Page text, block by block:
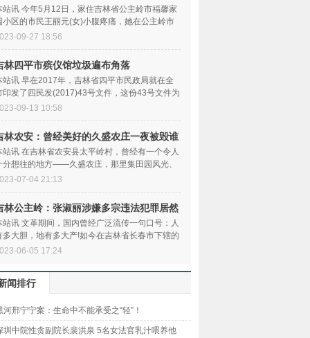
居
站讯 今年5月12日，家住吉林省公主岭市福馨家
小区的市民王丽元(女)小腹疼痛，她在公主岭市
幼保健医院诊断为...
09-27 18:56
林四平市殡仪馆垃圾遍布角落
站讯 早在2017年，吉林省四平市民政局就在全
印发了四民发(2017)43号文件，这份43号文件为
平市各社区持续巩...
09-13 10:58
林农安：曾经美好的久盛农庄一夜被毁谁
责
站讯 在吉林省农安县太平岭村，曾经有一个令人
分想往的地方——久盛农庄，那里集田园风光、
地风貌、绿色农...
07-04 21:13
林公主岭：张淑丽涉嫌多宗违法犯罪居然
然
站讯 文革期间，国内曾经广泛流传一句口号：人
多大胆，地有多大产!如今在吉林省长春市下辖的
主岭市，也出了...
06-05 17:24
闻排行
河邢宁宁案：生命中不能承受之“轻”！
圳中院性贪副院长裴洪泉 5名女法官乳汁喂养他